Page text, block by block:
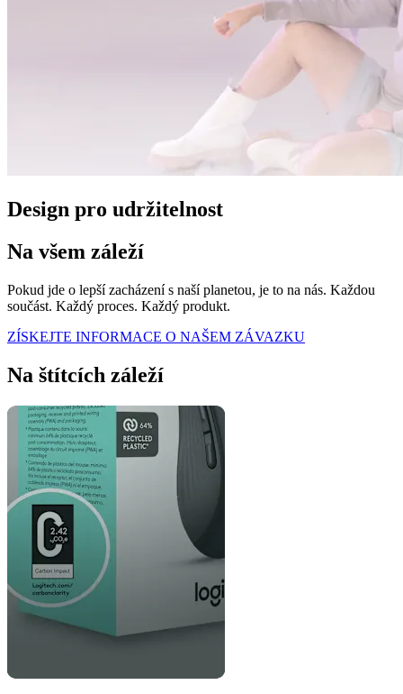
Design pro udržitelnost
Na všem záleží
Pokud jde o lepší zacházení s naší planetou, je to na nás. Každou
součást. Každý proces. Každý produkt.
ZÍSKEJTE INFORMACE O NAŠEM ZÁVAZKU
Na štítcích záleží